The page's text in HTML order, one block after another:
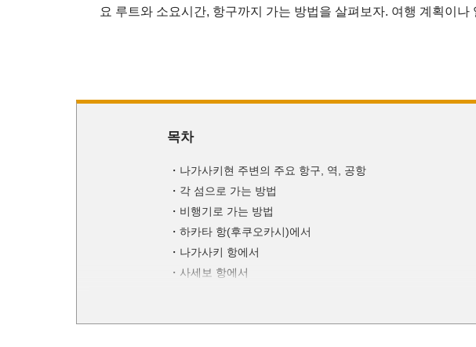
요 루트와 소요시간, 항구까지 가는 방법을 살펴보자. 여행 계획이나
목차
나가사키현 주변의 주요 항구, 역, 공항
각 섬으로 가는 방법
비행기로 가는 방법
하카타 항(후쿠오카시)에서
나가사키 항에서
사세보 항에서